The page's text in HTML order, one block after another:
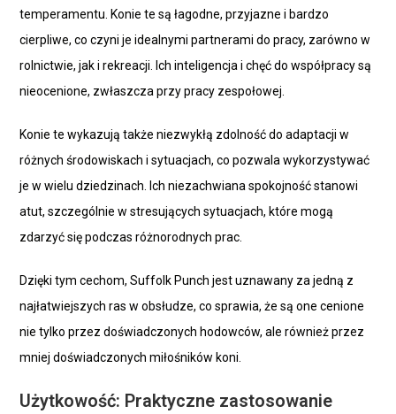
temperamentu. Konie te są łagodne, przyjazne i bardzo
cierpliwe, co czyni je idealnymi partnerami do pracy, zarówno w
rolnictwie, jak i rekreacji. Ich inteligencja i chęć do współpracy są
nieocenione, zwłaszcza przy pracy zespołowej.
Konie te wykazują także niezwykłą zdolność do adaptacji w
różnych środowiskach i sytuacjach, co pozwala wykorzystywać
je w wielu dziedzinach. Ich niezachwiana spokojność stanowi
atut, szczególnie w stresujących sytuacjach, które mogą
zdarzyć się podczas różnorodnych prac.
Dzięki tym cechom, Suffolk Punch jest uznawany za jedną z
najłatwiejszych ras w obsłudze, co sprawia, że są one cenione
nie tylko przez doświadczonych hodowców, ale również przez
mniej doświadczonych miłośników koni.
Użytkowość: Praktyczne zastosowanie